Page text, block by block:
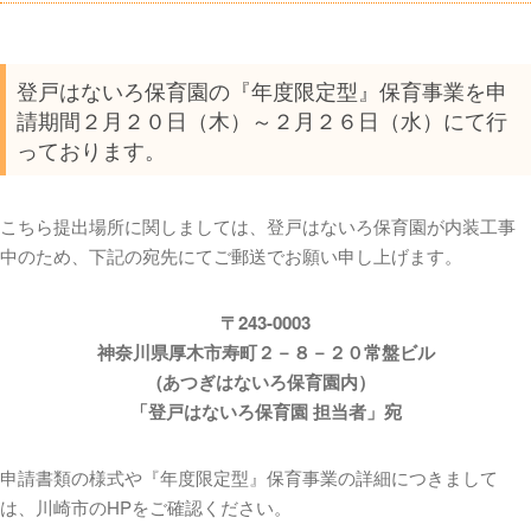
登戸はないろ保育園の『年度限定型』保育事業を申
請期間２月２０日（木）～２月２６日（水）にて行
っております。
こちら提出場所に関しましては、登戸はないろ保育園が内装工事
中のため、下記の宛先にてご郵送でお願い申し上げます。
〒243-0003
神奈川県厚木市寿町２－８－２０常盤ビル
(あつぎはないろ保育園内）
「登戸はないろ保育園 担当者」宛
申請書類の様式や『年度限定型』保育事業の詳細につきまして
は、川崎市のHPをご確認ください。